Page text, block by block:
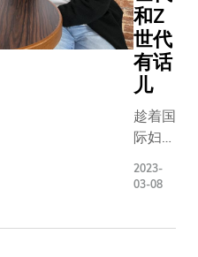
AI智能诊
台
研发AI自
牙科牙齿
及治疗方
计系统的
别夺得白
长周敬流
教授及公
共政策学
部署理主
任白立邦
教授。
会上，
Bokova
女士就气
文化遗产
和Z
世代
有话
儿
趁着国
际妇女
们找来
2023-
03-08